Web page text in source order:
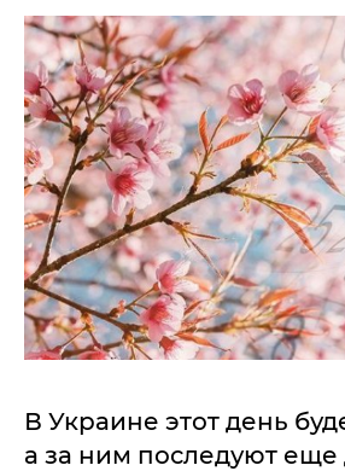
В Украине этот день
а за ним последуют еще